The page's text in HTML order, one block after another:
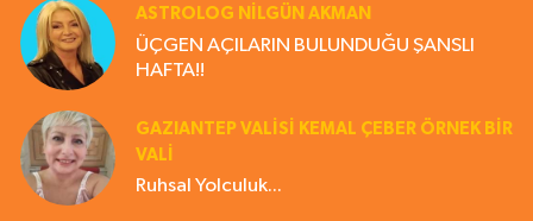
ASTROLOG NILGÜN AKMAN
ÜÇGEN AÇILARIN BULUNDUĞU ŞANSLI
HAFTA!!
GAZIANTEP VALISI KEMAL ÇEBER ÖRNEK BİR
VALİ
Ruhsal Yolculuk...